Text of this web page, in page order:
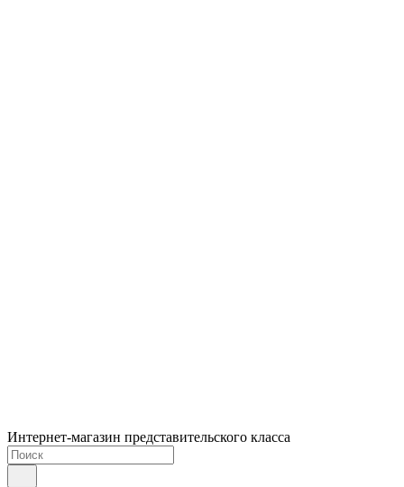
Интернет-магазин представительского класса